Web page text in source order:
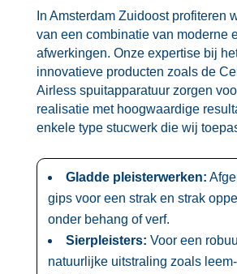
In Amsterdam Zuidoost profiteren
van een combinatie van moderne
afwerkingen.​ Onze expertise bij
innovatieve producten zoals de
Airless spuitapparatuur zorgen
realisatie met hoogwaardige
enkele type stucwerk die wij
Gladde pleisterwerken:
gips voor een strak en strak
onder behang of verf.​
Sierpleisters: Voor een
natuurlijke uitstraling zoals